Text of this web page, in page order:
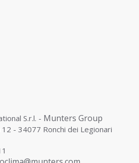
S.r.l. - Munters Group
12 - 34077 Ronchi dei Legionari